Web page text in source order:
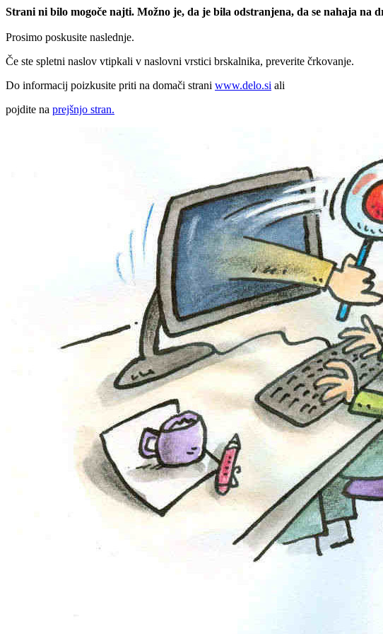
Strani ni bilo mogoče najti. Možno je, da je bila odstranjena, da se nahaja na
Prosimo poskusite naslednje.
Če ste spletni naslov vtipkali v naslovni vrstici brskalnika, preverite črkovanje.
Do informacij poizkusite priti na domači strani www.delo.si ali
pojdite na prejšnjo stran.